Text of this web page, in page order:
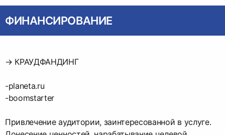
ФИНАНСИРОВАНИЕ
→ КРАУДФАНДИНГ
-planeta.ru
-boomstarter
Привлечение аудитории, заинтересованной в услуге.